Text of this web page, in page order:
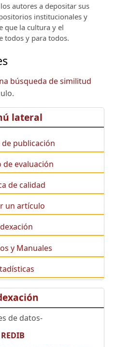
autores a depositar sus
institucionales y
que la cultura y el
todos y para todos.
búsqueda de similitud
lateral
publicación
de evaluación
de calidad
un artículo
y Manuales
de datos-
REDIB